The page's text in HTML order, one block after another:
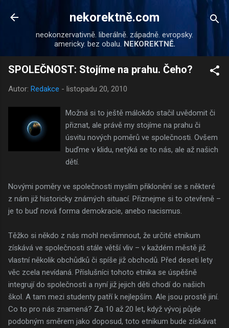
Přeskočit na hlavní obsah
nekorektně.com
neokonzervativně. liberálně. západně. evropsky.
americky. bez obalu. NEKOREKTNĚ.
SPOLEČNOST: Stojíme na prahu. Čeho?
Autor: Redakce - listopadu 20, 2010
Možná si to ještě málokdo stačil uvědomit či
přiznat, ale právě my stojíme na prahu či
úsvitu nových poměrů ve společnosti. Ovšem
buďme v klidu, netýká se to nás, ale až našich
dětí.
Novými poměry ve společnosti myslím přiklonění se s některé
z nám již historicky známých situací. Přiznejme si to otevřeně –
je to buď nová forma demokracie, anebo nacismus.
Těžko si někdo z nás mohl nevšimnout, že určité etnikum
získává ve společnosti stále větší vliv – v každém městě již
vlastní několik obchůdků či spíše již obchodů. Před deseti lety
věc zcela nevídaná. Příslušníci tohoto etnika se úspěšně
integrují do společnosti a nyní již jejich děti chodí do našich
škol. A tam mezi studenty patří k nejlepším. Ale jsou prostě jiní.
Co to pro nás znamená? Za 10 až 20 let, když vývoj půjde
podobným směrem jako doposud, toto etnikum bude získávat